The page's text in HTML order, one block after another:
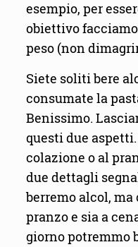
esempio, per
obiettivo
peso (non
Siete soliti bere
consumate la
Benissimo.
questi due
colazione o al
due dettagli
berremo alcol, ma
pranzo e sia a
giorno potremmo